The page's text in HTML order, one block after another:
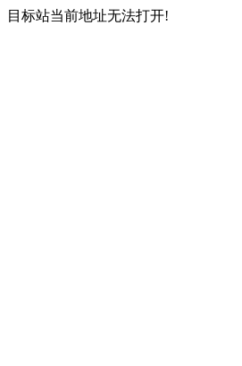
目标站当前地址无法打开!